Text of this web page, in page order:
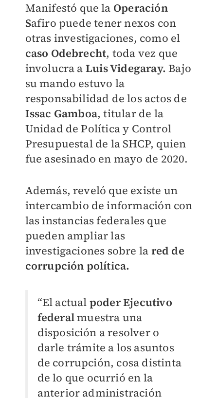
Manifestó que la Operación
Safiro puede tener nexos con
otras investigaciones, como el
caso Odebrecht, toda vez que
involucra a Luis Videgaray. Bajo
su mando estuvo la
responsabilidad de los actos de
Issac Gamboa, titular de la
Unidad de Política y Control
Presupuestal de la SHCP, quien
fue asesinado en mayo de 2020.
Además, reveló que existe un
intercambio de información con
las instancias federales que
pueden ampliar las
investigaciones sobre la red de
corrupción política.
“El actual poder Ejecutivo
federalmuestra una
disposición a resolver o
darle trámite a los asuntos
de corrupción, cosa distinta
de lo que ocurrió en la
anterior administración